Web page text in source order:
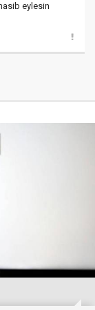
eylesin